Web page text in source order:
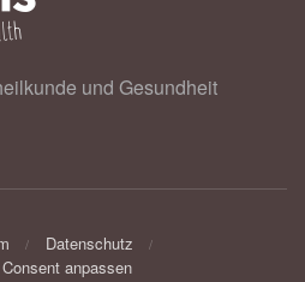
und Gesundheit
Datenschutz
Consent anpassen